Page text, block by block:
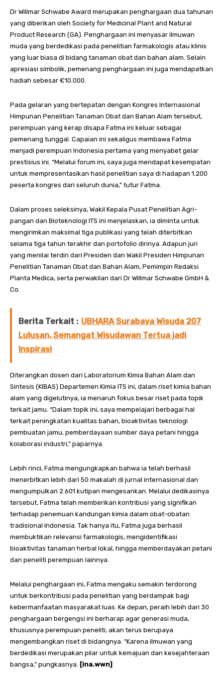
Dr Willmar Schwabe Award merupakan penghargaan dua tahunan
yang diberikan oleh Society for Medicinal Plant and Natural
Product Research (GA). Penghargaan ini menyasar ilmuwan
muda yang berdedikasi pada penelitian farmakologis atau klinis
yang luar biasa di bidang tanaman obat dan bahan alam. Selain
apresiasi simbolik, pemenang penghargaan ini juga mendapatkan
hadiah sebesar €10.000.
Pada gelaran yang bertepatan dengan Kongres Internasional
Himpunan Penelitian Tanaman Obat dan Bahan Alam tersebut,
perempuan yang kerap disapa Fatma ini keluar sebagai
pemenang tunggal. Capaian ini sekaligus membawa Fatma
menjadi perempuan Indonesia pertama yang menyabet gelar
prestisius ini. “Melalui forum ini, saya juga mendapat kesempatan
untuk mempresentasikan hasil penelitian saya di hadapan 1.200
peserta kongres dari seluruh dunia,” tutur Fatma.
Dalam proses seleksinya, Wakil Kepala Pusat Penelitian Agri-
pangan dan Bioteknologi ITS ini menjelaskan, ia diminta untuk
mengirimkan maksimal tiga publikasi yang telah diterbitkan
selama tiga tahun terakhir dan portofolio dirinya. Adapun juri
yang menilai terdiri dari Presiden dan Wakil Presiden Himpunan
Penelitian Tanaman Obat dan Bahan Alam, Pemimpin Redaksi
Planta Medica, serta perwakilan dari Dr Willmar Schwabe GmbH &
Co.
Berita Terkait : UBHARA Surabaya Wisuda 207
Lulusan, Semangat Wisudawan Tertua jadi
Inspirasi
Diterangkan dosen dari Laboratorium Kimia Bahan Alam dan
Sintesis (KIBAS) Departemen Kimia ITS ini, dalam riset kimia bahan
alam yang digelutinya, ia menaruh fokus besar riset pada topik
terkait jamu. “Dalam topik ini, saya mempelajari berbagai hal
terkait peningkatan kualitas bahan, bioaktivitas teknologi
pembuatan jamu, pemberdayaan sumber daya petani hingga
kolaborasi industri,” paparnya.
Lebih rinci, Fatma mengungkapkan bahwa ia telah berhasil
menerbitkan lebih dari 50 makalah di jurnal internasional dan
mengumpulkan 2.601 kutipan mengesankan. Melalui dedikasinya
tersebut, Fatma telah memberikan kontribusi yang signifikan
terhadap penemuan kandungan kimia dalam obat-obatan
tradisional Indonesia. Tak hanya itu, Fatma juga berhasil
membuktikan relevansi farmakologis, mengidentifikasi
bioaktivitas tanaman herbal lokal, hingga memberdayakan petani
dan peneliti perempuan lainnya.
Melalui penghargaan ini, Fatma mengaku semakin terdorong
untuk berkontribusi pada penelitian yang berdampak bagi
kebermanfaatan masyarakat luas. Ke depan, peraih lebih dari 30
penghargaan bergengsi ini berharap agar generasi muda,
khususnya perempuan peneliti, akan terus berupaya
mengembangkan riset di bidangnya. “Karena ilmuwan yang
berdedikasi merupakan pilar untuk kemajuan dan kesejahteraan
bangsa,” pungkasnya. [ina.wwn]